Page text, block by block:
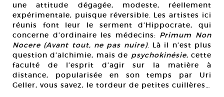
une attitude dégagée, modeste, réellement
expérimentale, puisque réversible. Les artistes ici
réunis font leur le serment d’Hippocrate, qui
concerne d’ordinaire les médecins: Primum Non
Nocere (Avant tout, ne pas nuire). Là il n’est plus
question d’alchimie, mais de psychokinésie, cette
faculté de l’esprit d’agir sur la matière à
distance, popularisée en son temps par Uri
Geller, vous savez, le tordeur de petites cuillères…